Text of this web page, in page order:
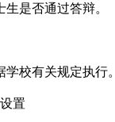
是否通过答辩。
校有关规定执行。
置